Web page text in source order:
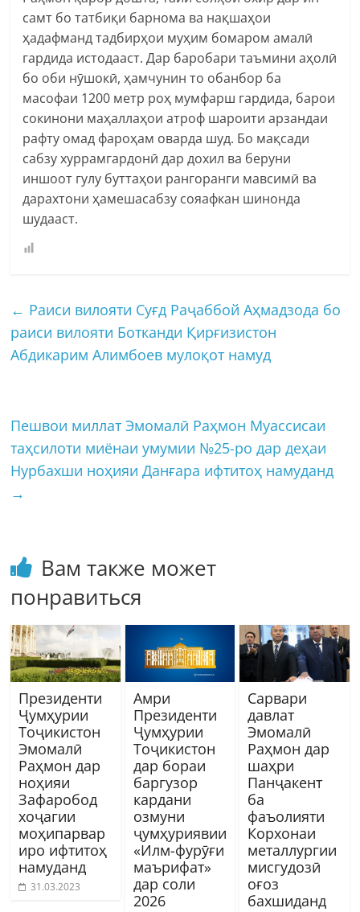
самт бо татбиқи барнома ва нақшаҳои
ҳадафманд тадбирҳои муҳим бомаром амалӣ
гардида истодааст. Дар баробари таъмини аҳолӣ
бо оби нӯшокӣ, ҳамчунин то обанбор ба
масофаи 1200 метр роҳ мумфарш гардида, барои
сокинони маҳаллаҳои атроф шароити арзандаи
рафту омад фароҳам оварда шуд. Бо мақсади
сабзу хуррамгардонӣ дар дохил ва беруни
иншоот гулу буттаҳои рангоранги мавсимӣ ва
дарахтони ҳамешасабзу сояафкан шинонда
шудааст.
← Раиси вилояти Суғд Раҷаббой Аҳмадзода бо
раиси вилояти Ботканди Қирғизистон
Абдикарим Алимбоев мулоқот намуд
Пешвои миллат Эмомалӣ Раҳмон Муассисаи
таҳсилоти миёнаи умумии №25-ро дар деҳаи
Нурбахши ноҳияи Данғара ифтитоҳ намуданд
→
Вам также может
понравиться
Президенти
Ҷумҳурии
Тоҷикистон
Эмомалӣ
Раҳмон дар
ноҳияи
Зафаробод
хоҷагии
моҳипарвар
иро ифтитоҳ
намуданд
31.03.2023
Амри
Президенти
Ҷумҳурии
Тоҷикистон
дар бораи
баргузор
кардани
озмуни
ҷумҳуриявии
«Илм-фурӯғи
маърифат»
дар соли
2026
Сарвари
давлат
Эмомалӣ
Раҳмон дар
шаҳри
Панҷакент
ба
фаъолияти
Корхонаи
металлургии
мисгудозӣ
оғоз
бахшиданд